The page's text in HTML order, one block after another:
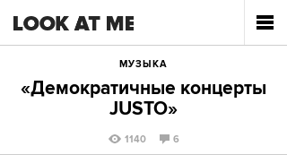
МУЗЫКА
«Демократичные концерты
JUSTO»
1140 6